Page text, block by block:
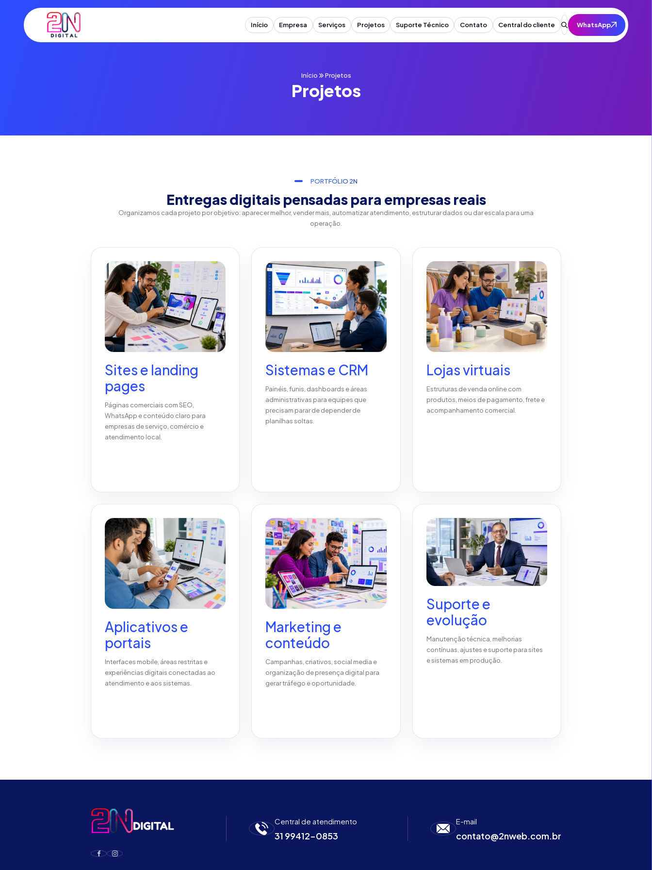
Início
Sistemas Web
Empresa Serviços
Design & Social Media
Projetos
Perguntas
Suporte Técnico Contato Central do cliente
Início Projetos
Projetos
PORTFÓLIO 2N
Entregas digitais pensadas para empresas reais
Organizamos cada projeto por objetivo: aparecer melhor, vender mais, automatizar atendimento, estruturar dados ou dar escala para uma
operação.
Sites e landing
pages
Páginas comerciais com SEO,
WhatsApp e conteúdo claro para
empresas de serviço, comércio e
atendimento local.
Sistemas e CRM
Painéis, funis, dashboards e áreas
administrativas para equipes que
precisam parar de depender de
planilhas soltas.
Lojas virtuais
Estruturas de venda online com
produtos, meios de pagamento, frete e
acompanhamento comercial.
Aplicativos e
portais
Interfaces mobile, áreas restritas e
experiências digitais conectadas ao
atendimento e aos sistemas.
Marketing e
conteúdo
Campanhas, criativos, social media e
organização de presença digital para
gerar tráfego e oportunidade.
Suporte e
evolução
Manutenção técnica, melhorias
contínuas, ajustes e suporte para sites
e sistemas em produção.
Central de atendimento
31 99412-0853
E-mail
contato@2nweb.com.br